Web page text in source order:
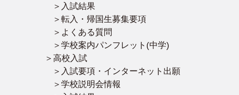
入試結果
転入・帰国生募集要項
よくある質問
学校案内パンフレット(中学)
高校入試
入試要項・インターネット出願
学校説明会情報